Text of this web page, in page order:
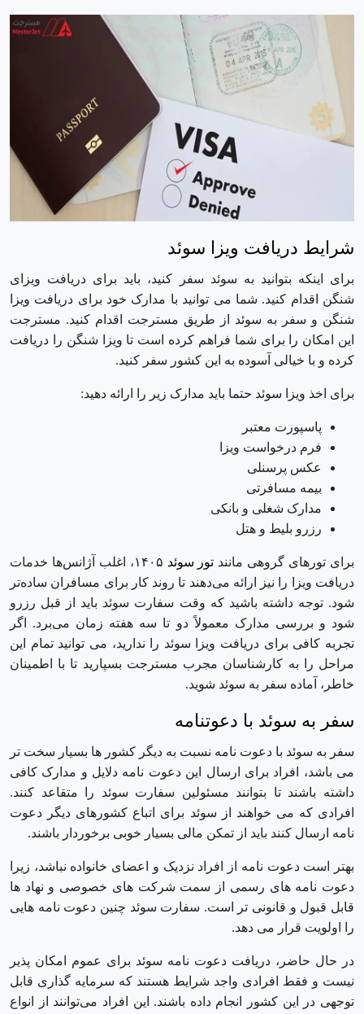
شرایط دریافت ویزا سوئد
برای اینکه بتوانید به سوئد سفر کنید، باید برای دریافت ویزای
شنگن اقدام کنید. شما می توانید با مدارک خود برای دریافت ویزا
شنگن و سفر به سوئد از طریق مسترجت اقدام کنید. مسترجت
این امکان را برای شما فراهم کرده است تا ویزا شنگن را دریافت
کرده و با خیالی آسوده به این کشور سفر کنید.
برای اخذ ویزا سوئد حتما باید مدارک زیر را ارائه دهید:
پاسپورت معتبر
فرم درخواست ویزا
عکس پرسنلی
بیمه مسافرتی
مدارک شغلی و بانکی
رزرو بلیط و هتل
برای تورهای گروهی مانند تور سوئد
۱۴۰۵، اغلب آژانس‌ها خدمات
دریافت ویزا را نیز ارائه می‌دهند تا روند کار برای مسافران ساده‌تر
شود. توجه داشته باشید که وقت سفارت سوئد باید از قبل رزرو
شود و بررسی مدارک معمولاً دو تا سه هفته زمان می‌برد. اگر
تجربه کافی برای دریافت ویزا سوئد را ندارید، می توانید تمام این
مراحل را به کارشناسان مجرب مسترجت بسپارید تا با اطمینان
خاطر، آماده سفر به سوئد شوید.
سفر به سوئد با دعوتنامه
سفر به سوئد با دعوت نامه نسبت به دیگر کشور ها بسیار سخت تر
می باشد، افراد برای ارسال این دعوت نامه دلایل و مدارک کافی
داشته باشند تا بتوانند مسئولین سفارت سوئد را متقاعد کنند.
افرادی که می خواهند از سوئد برای اتباع کشورهای دیگر دعوت
نامه ارسال کنند باید از تمکن مالی بسیار خوبی برخوردار باشند.
بهتر است دعوت نامه از افراد نزدیک و اعضای خانواده نباشد، زیرا
دعوت نامه های رسمی از سمت شرکت های خصوصی و نهاد ها
قابل قبول و قانونی تر است. سفارت سوئد چنین دعوت نامه هایی
را اولویت قرار می دهد.
در حال حاضر، دریافت دعوت‌ نامه سوئد برای عموم امکان ‌پذیر
نیست و فقط افرادی واجد شرایط هستند که سرمایه ‌گذاری قابل
‌توجهی در این کشور انجام داده باشند. این افراد می‌توانند از انواع